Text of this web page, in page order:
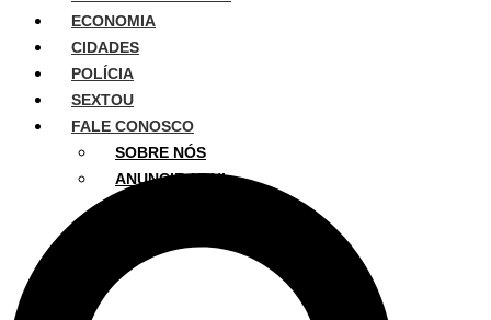
ECONOMIA
CIDADES
POLÍCIA
SEXTOU
FALE CONOSCO
SOBRE NÓS
ANUNCIE AQUI